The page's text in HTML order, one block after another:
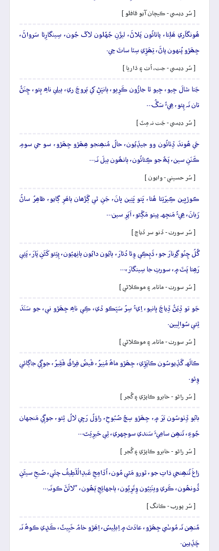
[ سُر ديسي - ڪيچان آيو قافلو ]
ھُونگاَري ھَلِئا، پاتائُون پَلاڻَ، ليڙَنِ جُهُلون لاکَ جُون، سِينگارِئا سَرواڻَ،
جِھَڙو پُنهون پاڻَ، تِھَڙِي سِٽا ساٿَ جِي.
[ سُر ديسي - جت، اُٺ ۽ ڌاريا ]
جَتا شالَ جِيو، جِيو ٿا جاڙُون ڪَرِيو، ٻانڀَڻِ کي ٻَروچَ ري، ٻيلِي ناھِ ٻِئو، ڇِنَڻُ
تان نَہ پِئو، ھِيءُ سَڱُ…
[ سُر ديسي - جَت نہ مِٽَ ]
جَي ھُوندَ ڏِٺائُون وو جيڏِيُون، حالُ مُنھِنجو ھِھَڙو جِھَڙو، سو جي سومِ
ڪَنَنِ سين، پَھُ جو ڪِئائُون، ٻانھُون ٻيلَ نَہ…
[ سُر حسيني - وايون ]
ڪوڙيِين ڪِيرَتِئا ھُئا، ڀَتو ڀَتِين ڀانَ، جَنِ ٿي ڳَڙَھان ٻاھَرِ ڳايو، ظاھِرُ ساڻُ
زَبانَ، ھِيءُ مَنجِهہ پيٺو مَڱِڻو، اَپَرِ سين…
[ سُر سورٺ - ڏنو سر ڏياچ ]
گُلُ ڇِنُو گِرنارَ جو، ڌَٻِڪِي وِئا دُئارَ، ٻايُون دايُون ٻانِهيُون، پِٽِئو کَڻَنِ پَارَ، پَئِي
رَھِئا پَٽَ ۾، سورٺِ جا سِينگارَ،…
[ سُر سورٺ - ماتام ۽ موڪلاڻي ]
جَو تو ڏِيَڻُ ڏِياچَ ڀانيو، اِيءُ سِرُ سَڀَڪو ڏي، ڪِي ناھِ جِھَڙو ني، جو سَنَدَ
ٿِئي سُوالِيين.
[ سُر سورٺ - ماتام ۽ موڪلاڻي ]
ڪالَهہ گَڏِيوسُون ڪاپَڙِي، جِھَڙو ماھُ مُنِيرُ، فَيضُ فِراقُ فَقِيرُ، جوڳِي جاڳائي
وِئو.
[ سُر راڻو - خابرو ڪاپڙي ۽ گُجر ]
بابُو ڏِٺوسُون بَرَ ۾، جِھَڙو سِڄُ صُبُوحِ، راوَلُ رَچِي لالُ ٿِئو، جوڳِي مَنجهان
جُوءِ، تَنھِن سامِيءَ سَندي سوجِهري، ٿِي حَيرِيَتَ…
[ سُر راڻو - خابرو ڪاپڙي ۽ گُجر ]
زاغَ تُنھِنجي ذاتِ جو، ٿورو مَٿي مُون، اُڏامِجِ عَبدِالْلَطِيفُ چئَي، صُبحِ سيڻَنِ
ڏُونھُون، ڪَري وينَتِيُون وِتَرِيُون، ٻاجهائِجِ ٻَھُون، ”لالَڻَ ڪونَہ…
[ سُر پورب - ڪانگ ]
مُنھِن تَہ مُوسٰي جِھَڙو، عادَتَ ۾ اِبلِيسُ، اِھَڙو خامُ خَبِيثُ، ڪَڍِي ڪوھُ نَہ
ڇَڏِيين.